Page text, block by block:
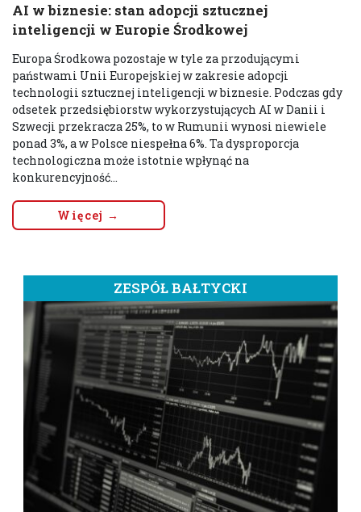
AI w biznesie: stan adopcji sztucznej
inteligencji w Europie Środkowej
Europa Środkowa pozostaje w tyle za przodującymi
państwami Unii Europejskiej w zakresie adopcji
technologii sztucznej inteligencji w biznesie. Podczas gdy
odsetek przedsiębiorstw wykorzystujących AI w Danii i
Szwecji przekracza 25%, to w Rumunii wynosi niewiele
ponad 3%, a w Polsce niespełna 6%. Ta dysproporcja
technologiczna może istotnie wpłynąć na
konkurencyjność...
Więcej →
ZESPÓŁ BAŁTYCKI